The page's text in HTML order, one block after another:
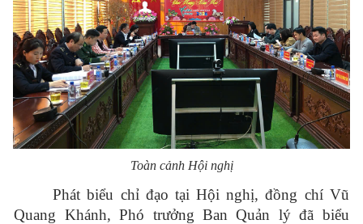
Toàn cảnh Hội nghị
Phát biểu chỉ đạo tại Hội nghị, đồng chí Vũ
Quang Khánh, Phó trưởng Ban Quản lý đã biểu